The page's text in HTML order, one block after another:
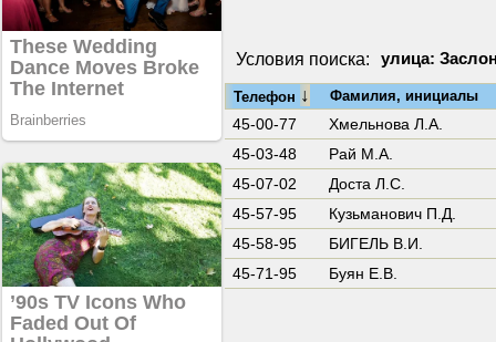
Условия поиска: улица:
Телефон ↓ Фамилия, инициалы
45-00-77
Хмельнова Л.А.
45-03-48
Рай М.А.
45-07-02
Доста Л.С.
45-57-95
Кузьманович П.Д.
45-58-95
БИГЕЛЬ В.И.
45-71-95
Буян Е.В.